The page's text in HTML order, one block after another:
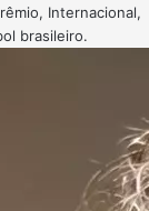
Internacional,
brasileiro.